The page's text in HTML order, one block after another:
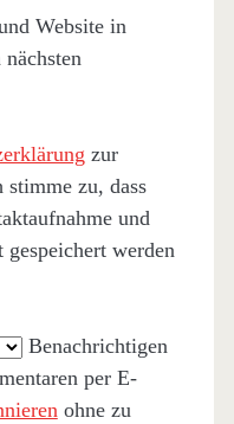
Website in
zur
zu, dass
und
werden
Benachrichtigen
per E-
ohne zu